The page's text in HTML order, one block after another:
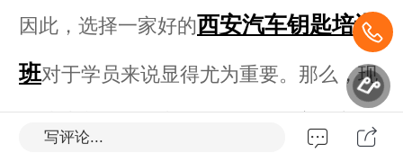
因此，选择一家好的西安汽车钥匙培训
班对于学员来说显得尤为重要。那么，现
写评论...